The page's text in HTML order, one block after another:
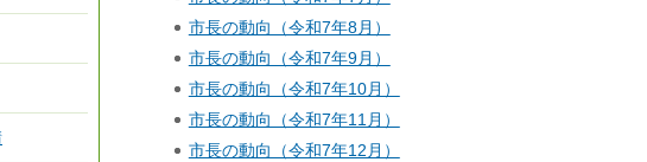
市長の動向（令和7年8月）
市長の動向（令和7年9月）
市長の動向（令和7年10月）
市長の動向（令和7年11月）
市長の動向（令和7年12月）